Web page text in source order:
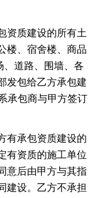
资质建设的所有土
楼、宿舍楼、商品
、道路、围墙、各
发包给乙方承包建
承包商与甲方签订
有承包资质建设的
有资质的施工单位
意后由甲方与其指
建设。乙方不承担